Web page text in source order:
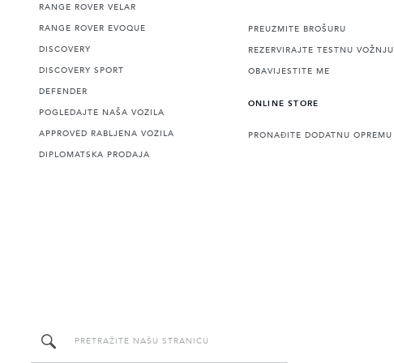
RANGE ROVER VELAR
RANGE ROVER EVOQUE
DISCOVERY
DISCOVERY SPORT
DEFENDER
POGLEDAJTE NAŠA VOZILA
APPROVED RABLJENA VOZILA
DIPLOMATSKA PRODAJA
PREUZMITE BROŠURU
REZERVIRAJTE TESTNU VOŽNJU
OBAVIJESTITE ME
ONLINE STORE
PRONAĐITE DODATNU OPREMU